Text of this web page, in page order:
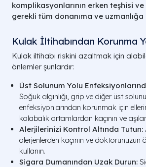
komplikasyonlarının erken teşhisi
gerekli tüm donanıma ve uzmanlığa
Kulak İltihabından Korunma
Kulak iltihabı riskini azaltmak için
önlemler şunlardır:
Üst Solunum Yolu
Soğuk algınlığı, grip ve diğer üst
enfeksiyonlarından korunmak için
kalabalık ortamlardan kaçının ve
Alerjilerinizi Kontrol Altında Tutun:
alerjenlerden kaçının ve doktorunuzun
kullanın.
Sigara Dumanından Uzak Durun: